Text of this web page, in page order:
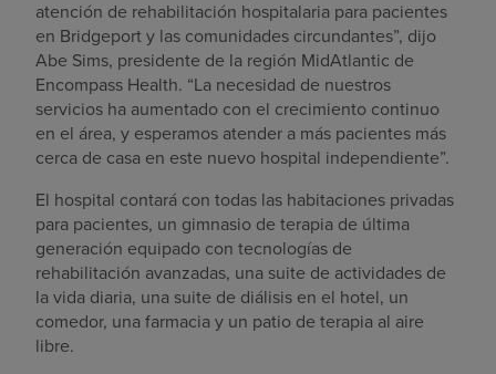
atención de rehabilitación hospitalaria para pacientes
en Bridgeport y las comunidades circundantes”, dijo
Abe Sims, presidente de la región MidAtlantic de
Encompass Health. “La necesidad de nuestros
servicios ha aumentado con el crecimiento continuo
en el área, y esperamos atender a más pacientes más
cerca de casa en este nuevo hospital independiente”.
El hospital contará con todas las habitaciones privadas
para pacientes, un gimnasio de terapia de última
generación equipado con tecnologías de
rehabilitación avanzadas, una suite de actividades de
la vida diaria, una suite de diálisis en el hotel, un
comedor, una farmacia y un patio de terapia al aire
libre.